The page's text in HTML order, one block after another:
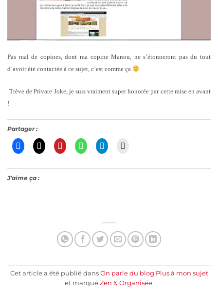
Pas mal de copines, dont ma copine Manou, ne s’étonneront pas du tout
d’avoir été contactée à ce sujet, c’est comme ça
Trève de Private Joke, je suis vraiment super honorée par cette mise en avant
!
Partager :
J’aime ça :
Cet article a été publié dans On parle du blog,Plus à mon sujet
et marqué Zen & Organisée.